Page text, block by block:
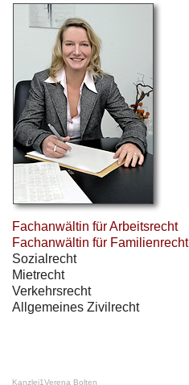
Fachanwältin für Arbeitsrecht
Fachanwältin für Familienrecht
Sozialrecht
Mietrecht
Verkehrsrecht
Allgemeines Zivilrecht
Kanzlei1Verena Bolten